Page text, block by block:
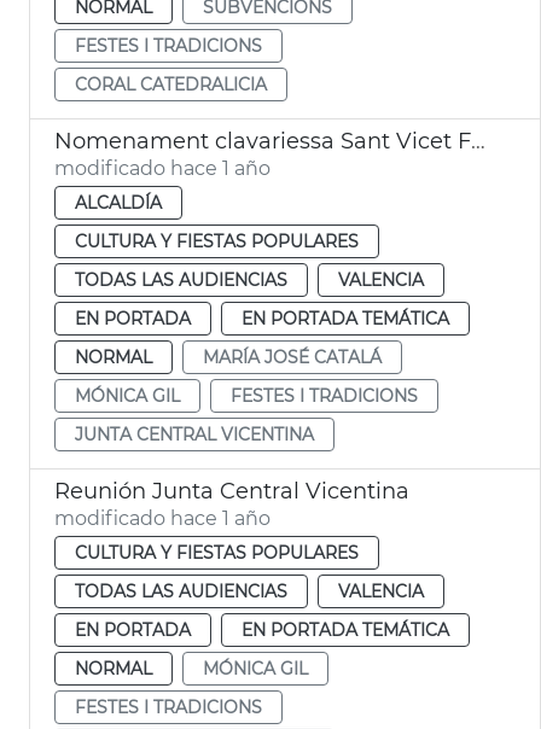
NORMAL
SUBVENCIONS
FESTES I TRADICIONS
CORAL CATEDRALICIA
Nomenament clavariessa Sant Vicet Ferrer
modificado hace 1 año
ALCALDÍA
CULTURA Y FIESTAS POPULARES
TODAS LAS AUDIENCIAS
VALENCIA
EN PORTADA
EN PORTADA TEMÁTICA
NORMAL
MARÍA JOSÉ CATALÁ
MÓNICA GIL
FESTES I TRADICIONS
JUNTA CENTRAL VICENTINA
Reunión Junta Central Vicentina
modificado hace 1 año
CULTURA Y FIESTAS POPULARES
TODAS LAS AUDIENCIAS
VALENCIA
EN PORTADA
EN PORTADA TEMÁTICA
NORMAL
MÓNICA GIL
FESTES I TRADICIONS